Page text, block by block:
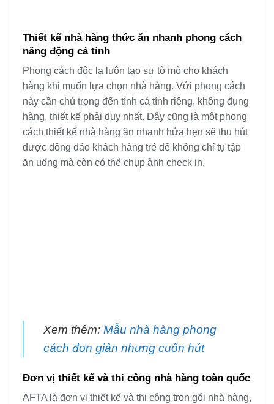
Thiết kế nhà hàng thức ăn nhanh phong cách
năng động cá tính
Phong cách độc lạ luôn tạo sự tò mò cho khách
hàng khi muốn lựa chọn nhà hàng. Với phong cách
này cần chú trọng đến tính cá tính riêng, không đụng
hàng, thiết kế phải duy nhất. Đây cũng là một phong
cách thiết kế nhà hàng ăn nhanh hứa hẹn sẽ thu hút
được đông đảo khách hàng trẻ để không chỉ tụ tập
ăn uống mà còn có thể chụp ảnh check in.
Xem thêm: Mẫu nhà hàng phong
cách đơn giản nhưng cuốn hút
Đơn vị thiết kế và thi công nhà hàng toàn quốc
AFTA là đơn vị thiết kế và thi công trọn gói nhà hàng,